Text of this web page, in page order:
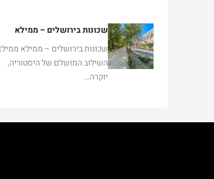
שכונות בירושלים – ממילא
שכונות בירושלים – ממילא
השילוב המושלם של היסטוריה,
יוקרה…